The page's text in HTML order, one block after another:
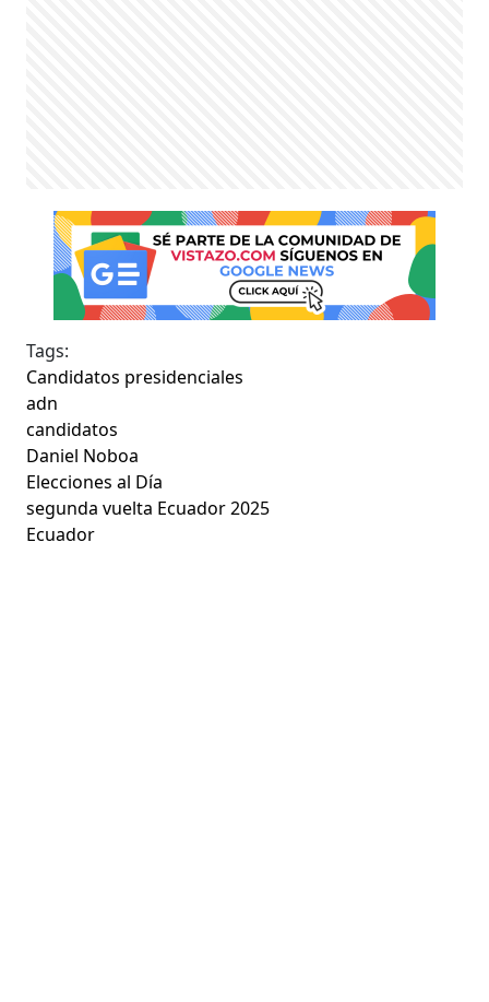
Tags:
Candidatos presidenciales
adn
candidatos
Daniel Noboa
Elecciones al Día
segunda vuelta Ecuador 2025
Ecuador